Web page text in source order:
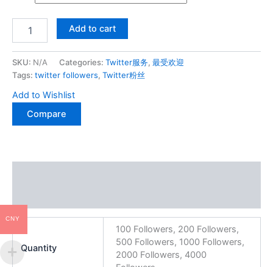
quantity
Add to cart
SKU: N/A Categories: Twitter服务, 最受欢迎
Tags: twitter followers, Twitter粉丝
Add to Wishlist
Compare
Quantity
100 Followers, 200 Followers,
500 Followers, 1000 Followers,
2000 Followers, 4000
CNY